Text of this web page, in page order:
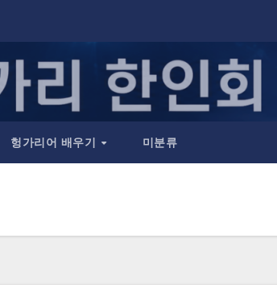
헝가리어 배우기 미분류